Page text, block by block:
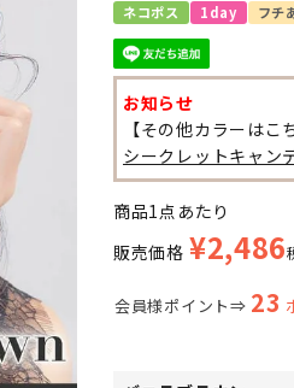
ネコポス 1day フチ
お知らせ
【その他カラーはこ
シークレットキャン
商品1点あたり
販売価格 ¥2,486
会員様ポイント⇒ 23